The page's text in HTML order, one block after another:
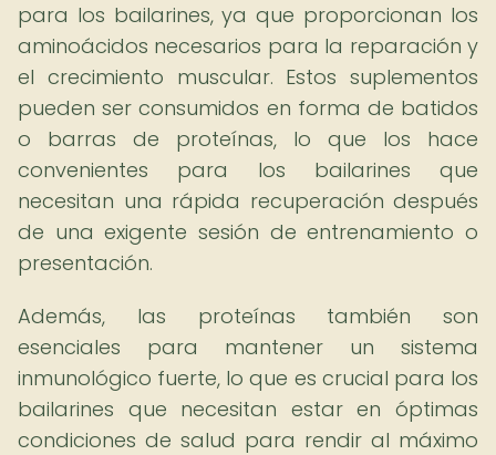
para los bailarines, ya que proporcionan los
aminoácidos necesarios para la reparación y
el crecimiento muscular. Estos suplementos
pueden ser consumidos en forma de batidos
o barras de proteínas, lo que los hace
convenientes para los bailarines que
necesitan una rápida recuperación después
de una exigente sesión de entrenamiento o
presentación.
Además, las proteínas también son
esenciales para mantener un sistema
inmunológico fuerte, lo que es crucial para los
bailarines que necesitan estar en óptimas
condiciones de salud para rendir al máximo